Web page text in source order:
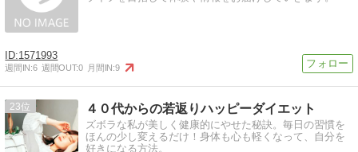
1571993
週間IN:6 週間OUT:0 月間IN:9
23 ４０代からの若返りハッピーダイエット
ズボラな私が美しく健康的にやせた秘訣。毎日の習慣を
ほんの少し変えるだけ！身体も心も軽くなって、自分を
好きになる方法。